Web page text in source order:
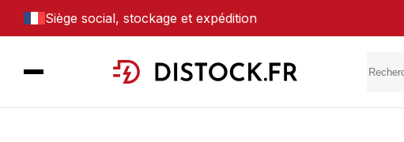
Siège social, stockage et expédition